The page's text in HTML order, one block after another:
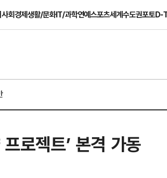
사회경제생활/문화IT/과학연예스포츠세계수도권포토D-
로젝트’ 본격 가동